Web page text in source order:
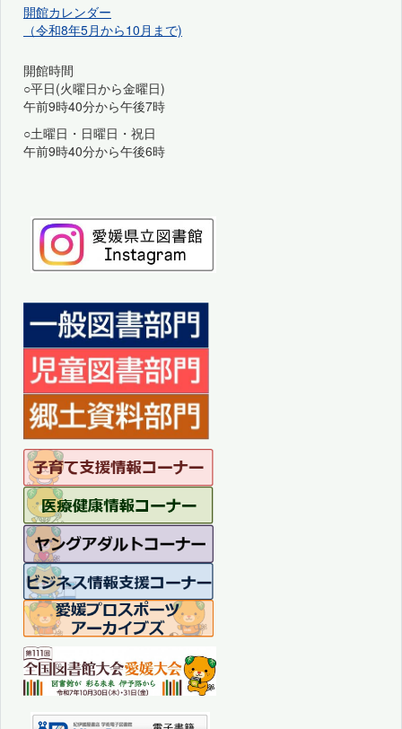
開館カレンダー
（令和8年5月から10月まで)
開館時間
○平日(火曜日から金曜日)
午前9時40分から午後7時
○土曜日・日曜日・祝日
午前9時40分から午後6時